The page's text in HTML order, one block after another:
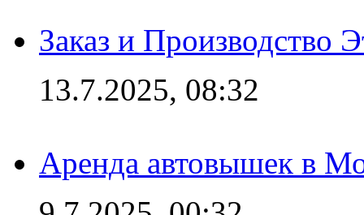
Заказ и Производство
13.7.2025, 08:32
Аренда автовышек в